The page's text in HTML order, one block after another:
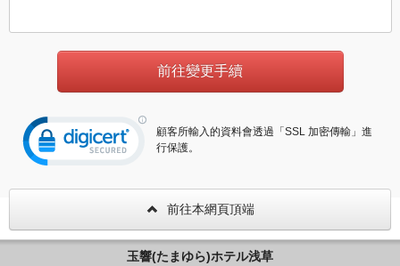
顧客所輸入的資料會透過「SSL 加密傳輸」進
行保護。
前往本網頁頂端
玉響(たまゆら)ホテル浅草